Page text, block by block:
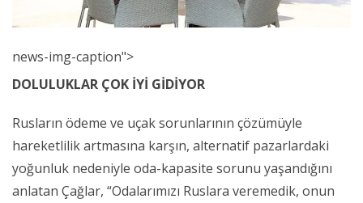
news-img-caption">
DOLULUKLAR ÇOK İYİ GİDİYOR
Rusların ödeme ve uçak sorunlarının çözümüyle
hareketlilik artmasına karşın, alternatif pazarlardaki
yoğunluk nedeniyle oda-kapasite sorunu yaşandığını
anlatan Çağlar, “Odalarımızı Ruslara veremedik, onun